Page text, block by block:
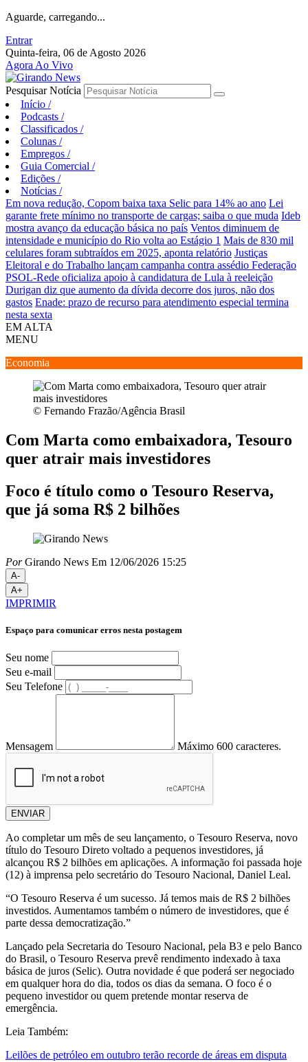
Aguarde, carregando...
Entrar
Quinta-feira, 06 de Agosto 2026
Agora Ao Vivo
Pesquisar Notícia
Início /
Podcasts /
Classificados /
Colunas /
Empregos /
Guia Comercial /
Edições /
Notícias /
Em nova redução, Copom baixa taxa Selic para 14% ao ano Lei
garante frete mínimo no transporte de cargas; saiba o que muda Ideb
mostra avanço da educação básica no país Ventos diminuem de
intensidade e município do Rio volta ao Estágio 1 Mais de 830 mil
celulares foram subtraídos em 2025, aponta relatório Justiças
Eleitoral e do Trabalho lançam campanha contra assédio Federação
PSOL-Rede oficializa apoio à candidatura de Lula à reeleição
Durigan diz que aumento da dívida decorre dos juros, não dos
gastos Enade: prazo de recurso para atendimento especial termina
nesta sexta
EM ALTA
MENU
Economia
© Fernando Frazão/Agência Brasil
Com Marta como embaixadora, Tesouro
quer atrair mais investidores
Foco é título como o Tesouro Reserva,
que já soma R$ 2 bilhões
PorGirando News Em 12/06/2026 15:25
A-
A+
IMPRIMIR
Espaço para comunicar erros nesta postagem
Seu nome
Seu e-mail
Seu Telefone
Mensagem Máximo 600 caracteres.
ENVIAR
Ao completar um mês de seu lançamento, o Tesouro Reserva, novo
título do Tesouro Direto voltado a pequenos investidores, já
alcançou R$ 2 bilhões em aplicações. A informação foi passada hoje
(12) à imprensa pelo secretário do Tesouro Nacional, Daniel Leal.
“O Tesouro Reserva é um sucesso. Já temos mais de R$ 2 bilhões
investidos. Aumentamos também o número de investidores, que é
parte dessa democratização.”
Lançado pela Secretaria do Tesouro Nacional, pela B3 e pelo Banco
do Brasil, o Tesouro Reserva prevê rendimento indexado à taxa
básica de juros (Selic). Outra novidade é que poderá ser negociado
em qualquer hora do dia, todos os dias da semana. O foco é o
pequeno investidor ou quem pretende montar reserva de
emergência.
Leia Também:
Leilões de petróleo em outubro terão recorde de áreas em disputa